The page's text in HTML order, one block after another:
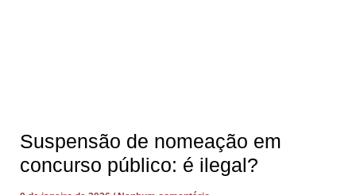
Suspensão de nomeação em
concurso público: é ilegal?